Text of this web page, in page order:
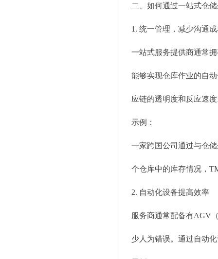
二、如何通过一站式仓
1. 统一管理，减少沟通
一站式服务提供商通常
能够实现仓库作业的自
应链的透明度和反应速
示例：
一家跨国公司通过与仓
个仓库中的库存情况，
2. 自动化设备提高效率
服务商通常配备有AGV
少人为错误。通过自动